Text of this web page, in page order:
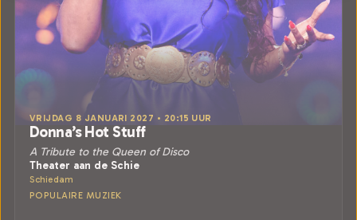
VRIJDAG 8 JANUARI 2027 • 20:15 UUR
Donna’s Hot Stuff
A Tribute to the Queen of Disco
Theater aan de Schie
Schiedam
POPULAIRE MUZIEK